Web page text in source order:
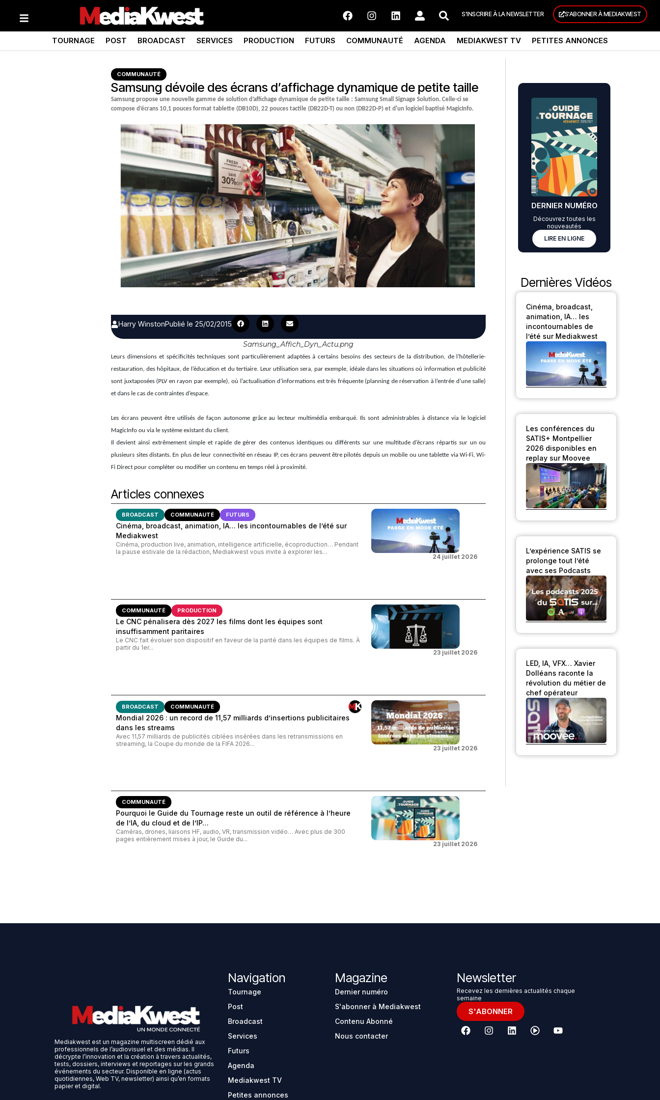
S'INSCRIRE À LA NEWSLETTER S'ABONNER À MEDIAKWEST
TOURNAGE POST BROADCAST SERVICES PRODUCTION FUTURS COMMUNAUTÉ AGENDA MEDIAKWEST TV PETITES ANNONCES
COMMUNAUTÉ
Samsung dévoile des écrans d’affichage dynamique de petite taille
Samsung propose une nouvelle gamme de solution d’affichage dynamique de petite taille : Samsung Small Signage Solution. Celle-ci se
compose d’écrans 10,1 pouces format tablette (DB10D), 22 pouces tactile (DB22D-T) ou non (DB22D-P) et d'un logiciel baptisé MagicInfo.
Harry WinstonPublié le 25/02/2015
Samsung_Affich_Dyn_Actu.png
Leurs dimensions et spécificités techniques sont particulièrement adaptées à certains besoins des secteurs de la distribution, de l’hôtellerie-
restauration, des hôpitaux, de l’éducation et du tertiaire. Leur utilisation sera, par exemple, idéale dans les situations où information et publicité
sont juxtaposées (PLV en rayon par exemple), où l’actualisation d’informations est très fréquente (planning de réservation à l’entrée d’une salle)
et dans le cas de contraintes d’espace.
Les écrans peuvent être utilisés de façon autonome grâce au lecteur multimédia embarqué. Ils sont administrables à distance via le logiciel
MagicInfo ou via le système existant du client.
Il devient ainsi extrêmement simple et rapide de gérer des contenus identiques ou différents sur une multitude d’écrans répartis sur un ou
plusieurs sites distants. En plus de leur connectivité en réseau IP, ces écrans peuvent être pilotés depuis un mobile ou une tablette via Wi-Fi, Wi-
Fi Direct pour compléter ou modifier un contenu en temps réel à proximité.
Articles connexes
BROADCAST COMMUNAUTÉ FUTURS
Cinéma, broadcast, animation, IA… les incontournables de l’été sur
Mediakwest
Cinéma, production live, animation, intelligence artificielle, écoproduction… Pendant
la pause estivale de la rédaction, Mediakwest vous invite à explorer les...
24 juillet 2026
COMMUNAUTÉ PRODUCTION
Le CNC pénalisera dès 2027 les films dont les équipes sont
insuffisamment paritaires
Le CNC fait évoluer son dispositif en faveur de la parité dans les équipes de films. À
partir du 1er...
23 juillet 2026
BROADCAST COMMUNAUTÉ
Mondial 2026 : un record de 11,57 milliards d’insertions publicitaires
dans les streams
Avec 11,57 milliards de publicités ciblées insérées dans les retransmissions en
streaming, la Coupe du monde de la FIFA 2026...
23 juillet 2026
COMMUNAUTÉ
Pourquoi le Guide du Tournage reste un outil de référence à l’heure
de l’IA, du cloud et de l’IP…
Caméras, drones, liaisons HF, audio, VR, transmission vidéo… Avec plus de 300
pages entièrement mises à jour, le Guide du...
23 juillet 2026
DERNIER NUMÉRO
Découvrez toutes les
nouveautés
LIRE EN LIGNE
Dernières Vidéos
Cinéma, broadcast,
animation, IA… les
incontournables de
l’été sur Mediakwest
Les conférences du
SATIS+ Montpellier
2026 disponibles en
replay sur Moovee
L’expérience SATIS se
prolonge tout l’été
avec ses Podcasts
LED, IA, VFX… Xavier
Dolléans raconte la
révolution du métier de
chef opérateur
Mediakwest est un magazine multiscreen dédié aux
professionnels de l’audiovisuel et des médias. Il
décrypte l’innovation et la création à travers actualités,
tests, dossiers, interviews et reportages sur les grands
événements du secteur. Disponible en ligne (actus
quotidiennes, Web TV, newsletter) ainsi qu’en formats
papier et digital.
Navigation
Tournage
Post
Broadcast
Services
Futurs
Agenda
Mediakwest TV
Petites annonces
Magazine
Dernier numéro
S'abonner à Mediakwest
Contenu Abonné
Nous contacter
Newsletter
Recevez les dernières actualités chaque
semaine
S'ABONNER